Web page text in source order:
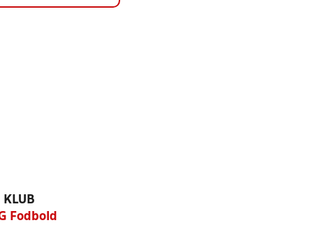
KLUB
Fodbold